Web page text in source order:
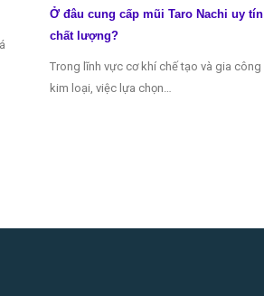
Ở đâu cung cấp mũi Taro Nachi uy tín
chất lượng?
Trong lĩnh vực cơ khí chế tạo và gia công
kim loại, việc lựa chọn…